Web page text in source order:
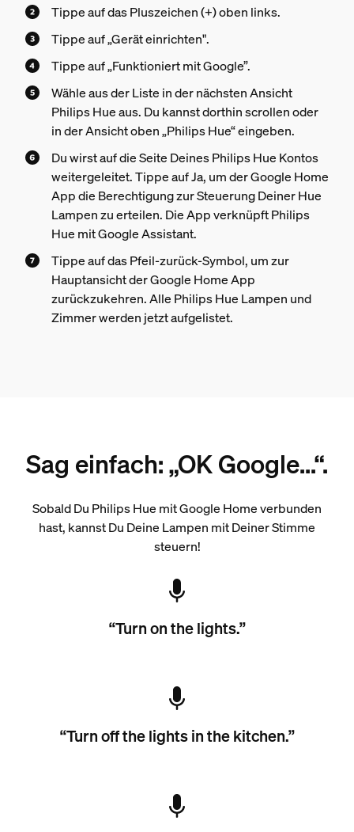
Tippe auf das Pluszeichen (+) oben links.
Tippe auf „Gerät einrichten".
Tippe auf „Funktioniert mit Google”.
Wähle aus der Liste in der nächsten Ansicht
Philips Hue aus. Du kannst dorthin scrollen oder
in der Ansicht oben „Philips Hue“ eingeben.
Du wirst auf die Seite Deines Philips Hue Kontos
weitergeleitet. Tippe auf Ja, um der Google Home
App die Berechtigung zur Steuerung Deiner Hue
Lampen zu erteilen. Die App verknüpft Philips
Hue mit Google Assistant.
Tippe auf das Pfeil-zurück-Symbol, um zur
Hauptansicht der Google Home App
zurückzukehren. Alle Philips Hue Lampen und
Zimmer werden jetzt aufgelistet.
Sag einfach: „OK Google...“.
Sobald Du Philips Hue mit Google Home verbunden
hast, kannst Du Deine Lampen mit Deiner Stimme
steuern!
“Turn on the lights.”
“Turn off the lights in the kitchen.”